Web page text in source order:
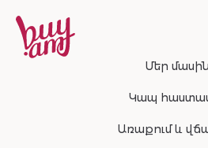
Մեր մասին
Կապ
Առաքում և